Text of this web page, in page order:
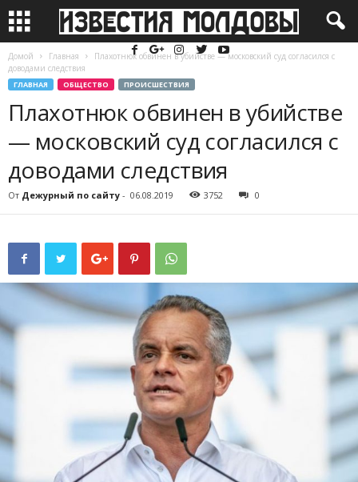
Домой Главная
Плахотнюк обвинен в убийстве — московский суд согласился с
доводами следствия
ГЛАВНАЯ ОБЩЕСТВО ПРОИСШЕСТВИЯ
Плахотнюк обвинен в убийстве
— московский суд согласился с
доводами следствия
От Дежурный по сайту - 06.08.2019 3752 0